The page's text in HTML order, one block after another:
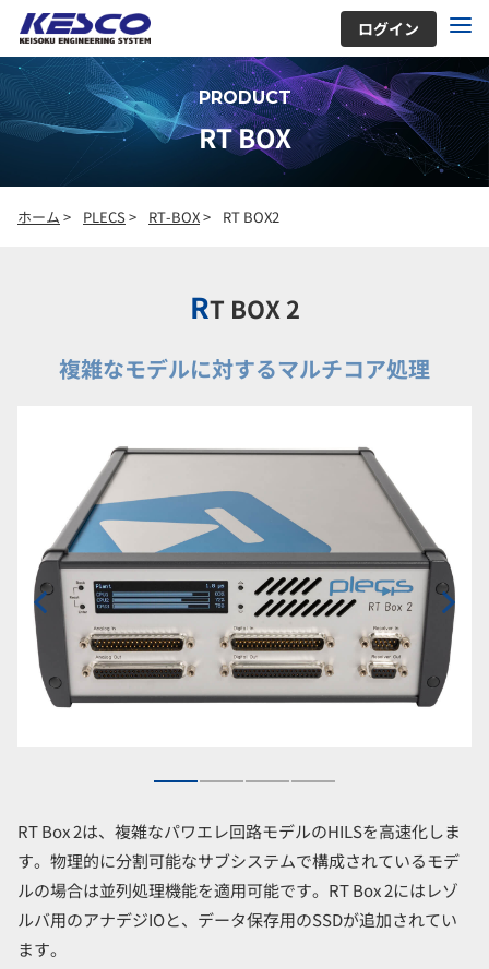
ログイン
PRODUCT
RT BOX
ホーム > PLECS> RT-BOX> RT BOX2
RT BOX 2
複雑なモデルに対するマルチコア処理
RT Box 2は、複雑なパワエレ回路モデルのHILSを高速化しま
す。物理的に分割可能なサブシステムで構成されているモデ
ルの場合は並列処理機能を適用可能です。RT Box 2にはレゾ
ルバ用のアナデジIOと、データ保存用のSSDが追加されてい
ます。